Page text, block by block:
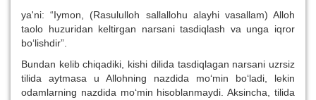
ya'ni: “Iymon, (Rasululloh sallallohu alayhi vasallam) Alloh
taolo huzuridan keltirgan narsani tasdiqlash va unga iqror
bo‘lishdir”.
Bundan kelib chiqadiki, kishi dilida tasdiqlagan narsani uzrsiz
tilida aytmasa u Allohning nazdida mo‘min bo‘ladi, lekin
odamlarning nazdida mo‘min hisoblanmaydi. Aksincha, tilida